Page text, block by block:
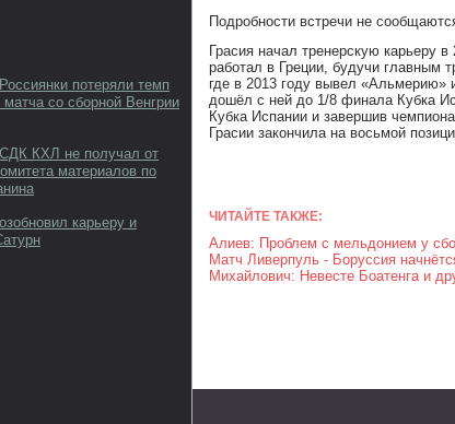
потеряли темп
со сборной Венгрии
КХЛ не получал от
материалов по
карьеру и
Подробности встречи не
Грасия начал тренерскую карьеру
работал в Греции, будучи главным
где в 2013 году вывел «Альмерию»
дошёл с ней до 1/8 финала Кубка
Кубка Испании и завершив
Грасии закончила на восьмой
ЧИТАЙТЕ ТАКЖЕ:
Алиев: Проблем с мельдонием у
Матч Ливерпуль - Боруссия
Михайлович: Невесте Боатенга и